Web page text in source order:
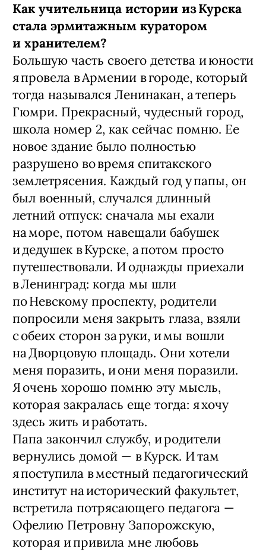
Как учительница истории из Курска
стала эрмитажным куратором
и хранителем?
Большую часть своего детства и юности
я провела в Армении в городе, который
тогда назывался Ленинакан, а теперь
Гюмри. Прекрасный, чудесный город,
школа номер 2, как сейчас помню. Ее
новое здание было полностью
разрушено во время спитакского
землетрясения. Каждый год у папы, он
был военный, случался длинный
летний отпуск: сначала мы ехали
на море, потом навещали бабушек
и дедушек в Курске, а потом просто
путешествовали. И однажды приехали
в Ленинград: когда мы шли
по Невскому проспекту, родители
попросили меня закрыть глаза, взяли
с обеих сторон за руки, и мы вошли
на Дворцовую площадь. Они хотели
меня поразить, и они меня поразили.
Я очень хорошо помню эту мысль,
которая закралась еще тогда: я хочу
здесь жить и работать.
Папа закончил службу, и родители
вернулись домой — ​в Курск. И там
я поступила в местный педагогический
институт на исторический факультет,
встретила потрясающего педагога — ​
Офелию Петровну Запорожскую,
которая и привила мне любовь